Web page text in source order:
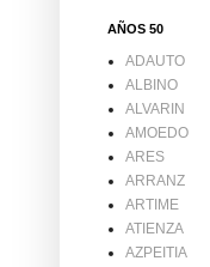
AÑOS 50
ADAUTO
ALBINO
ALVARIN
AMOEDO
ARES
ARRANZ
ARTIME
ATIENZA
AZPEITIA